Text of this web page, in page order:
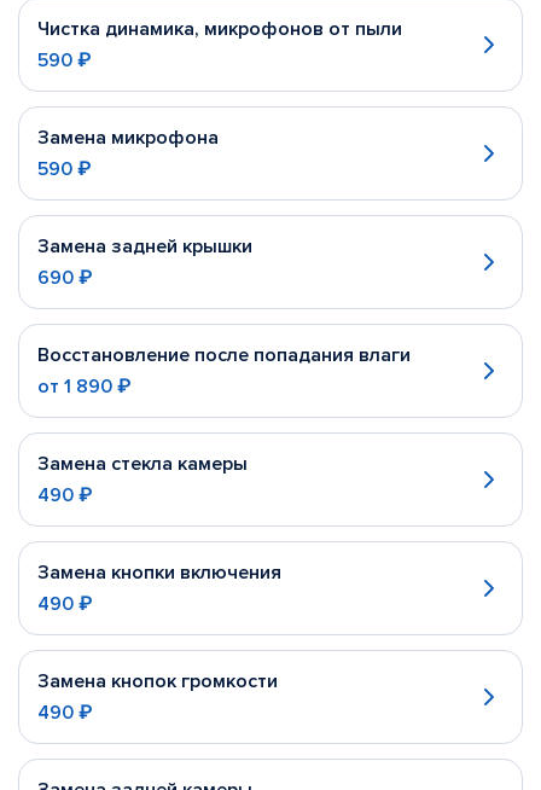
Чистка динамика, микрофонов от пыли
590 ₽
Замена микрофона
590 ₽
Замена задней крышки
690 ₽
Восстановление после попадания влаги
от 1 890 ₽
Замена стекла камеры
490 ₽
Замена кнопки включения
490 ₽
Замена кнопок громкости
490 ₽